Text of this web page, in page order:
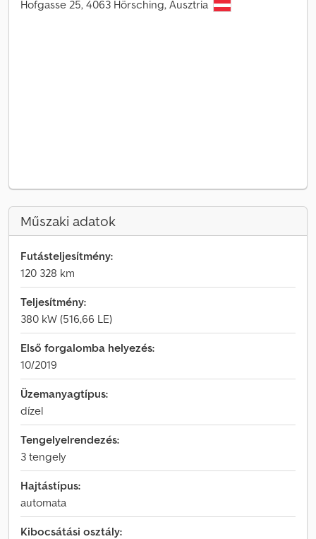
Hofgasse 25, 4063 Hörsching, Ausztria
Műszaki adatok
Futásteljesítmény:
120 328 km
Teljesítmény:
380 kW (516,66 LE)
Első forgalomba helyezés:
10/2019
Üzemanyagtípus:
dízel
Tengelyelrendezés:
3 tengely
Hajtástípus:
automata
Kibocsátási osztály: